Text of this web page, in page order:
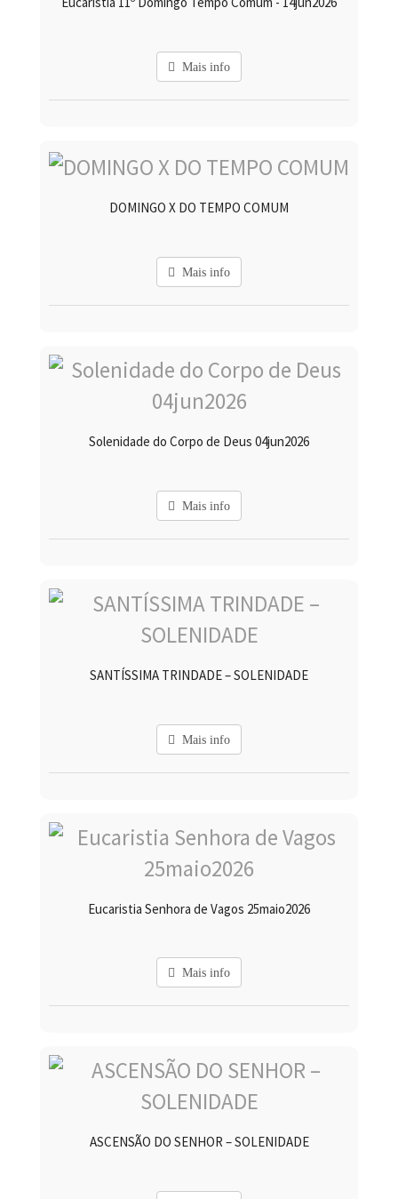
Mais info
DOMINGO X DO TEMPO COMUM
Mais info
Solenidade do Corpo de Deus 04jun2026
Mais info
SANTÍSSIMA TRINDADE – SOLENIDADE
Mais info
Eucaristia Senhora de Vagos 25maio2026
Mais info
ASCENSÃO DO SENHOR – SOLENIDADE